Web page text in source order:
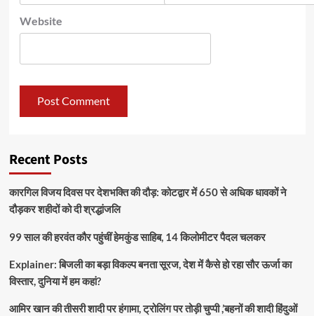
Website
Recent Posts
कारगिल विजय दिवस पर देशभक्ति की दौड़: कोटद्वार में 650 से अधिक धावकों ने
दौड़कर शहीदों को दी श्रद्धांजलि
99 साल की हरवंत कौर पहुंचीं हेमकुंड साहिब, 14 किलोमीटर पैदल चलकर
Explainer: बिजली का बड़ा विकल्प बनता सूरज, देश में कैसे हो रहा सौर ऊर्जा का
विस्तार, दुनिया में हम कहां?
आमिर खान की तीसरी शादी पर हंगामा, ट्रोलिंग पर तोड़ी चुप्पी ,’बहनों की शादी हिंदुओं